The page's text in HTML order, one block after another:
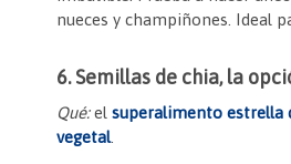
nueces y champiñones. Ideal
6. Semillas de chia, la
Qué:elsuperalimento estrella
vegetal.